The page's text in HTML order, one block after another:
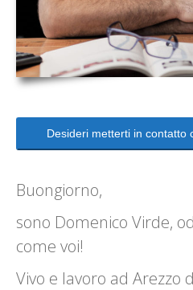
Desideri metterti in contatto
Buongiorno,
sono Domenico Virde,
come voi!
Vivo e lavoro ad Arezzo